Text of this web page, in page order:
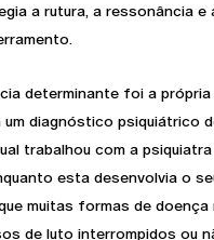
a rutura, a ressonância e
determinante foi a
um diagnóstico psiquiátrico
trabalhou com a
esta desenvolvia o
muitas formas de doença
de luto interrompidos ou